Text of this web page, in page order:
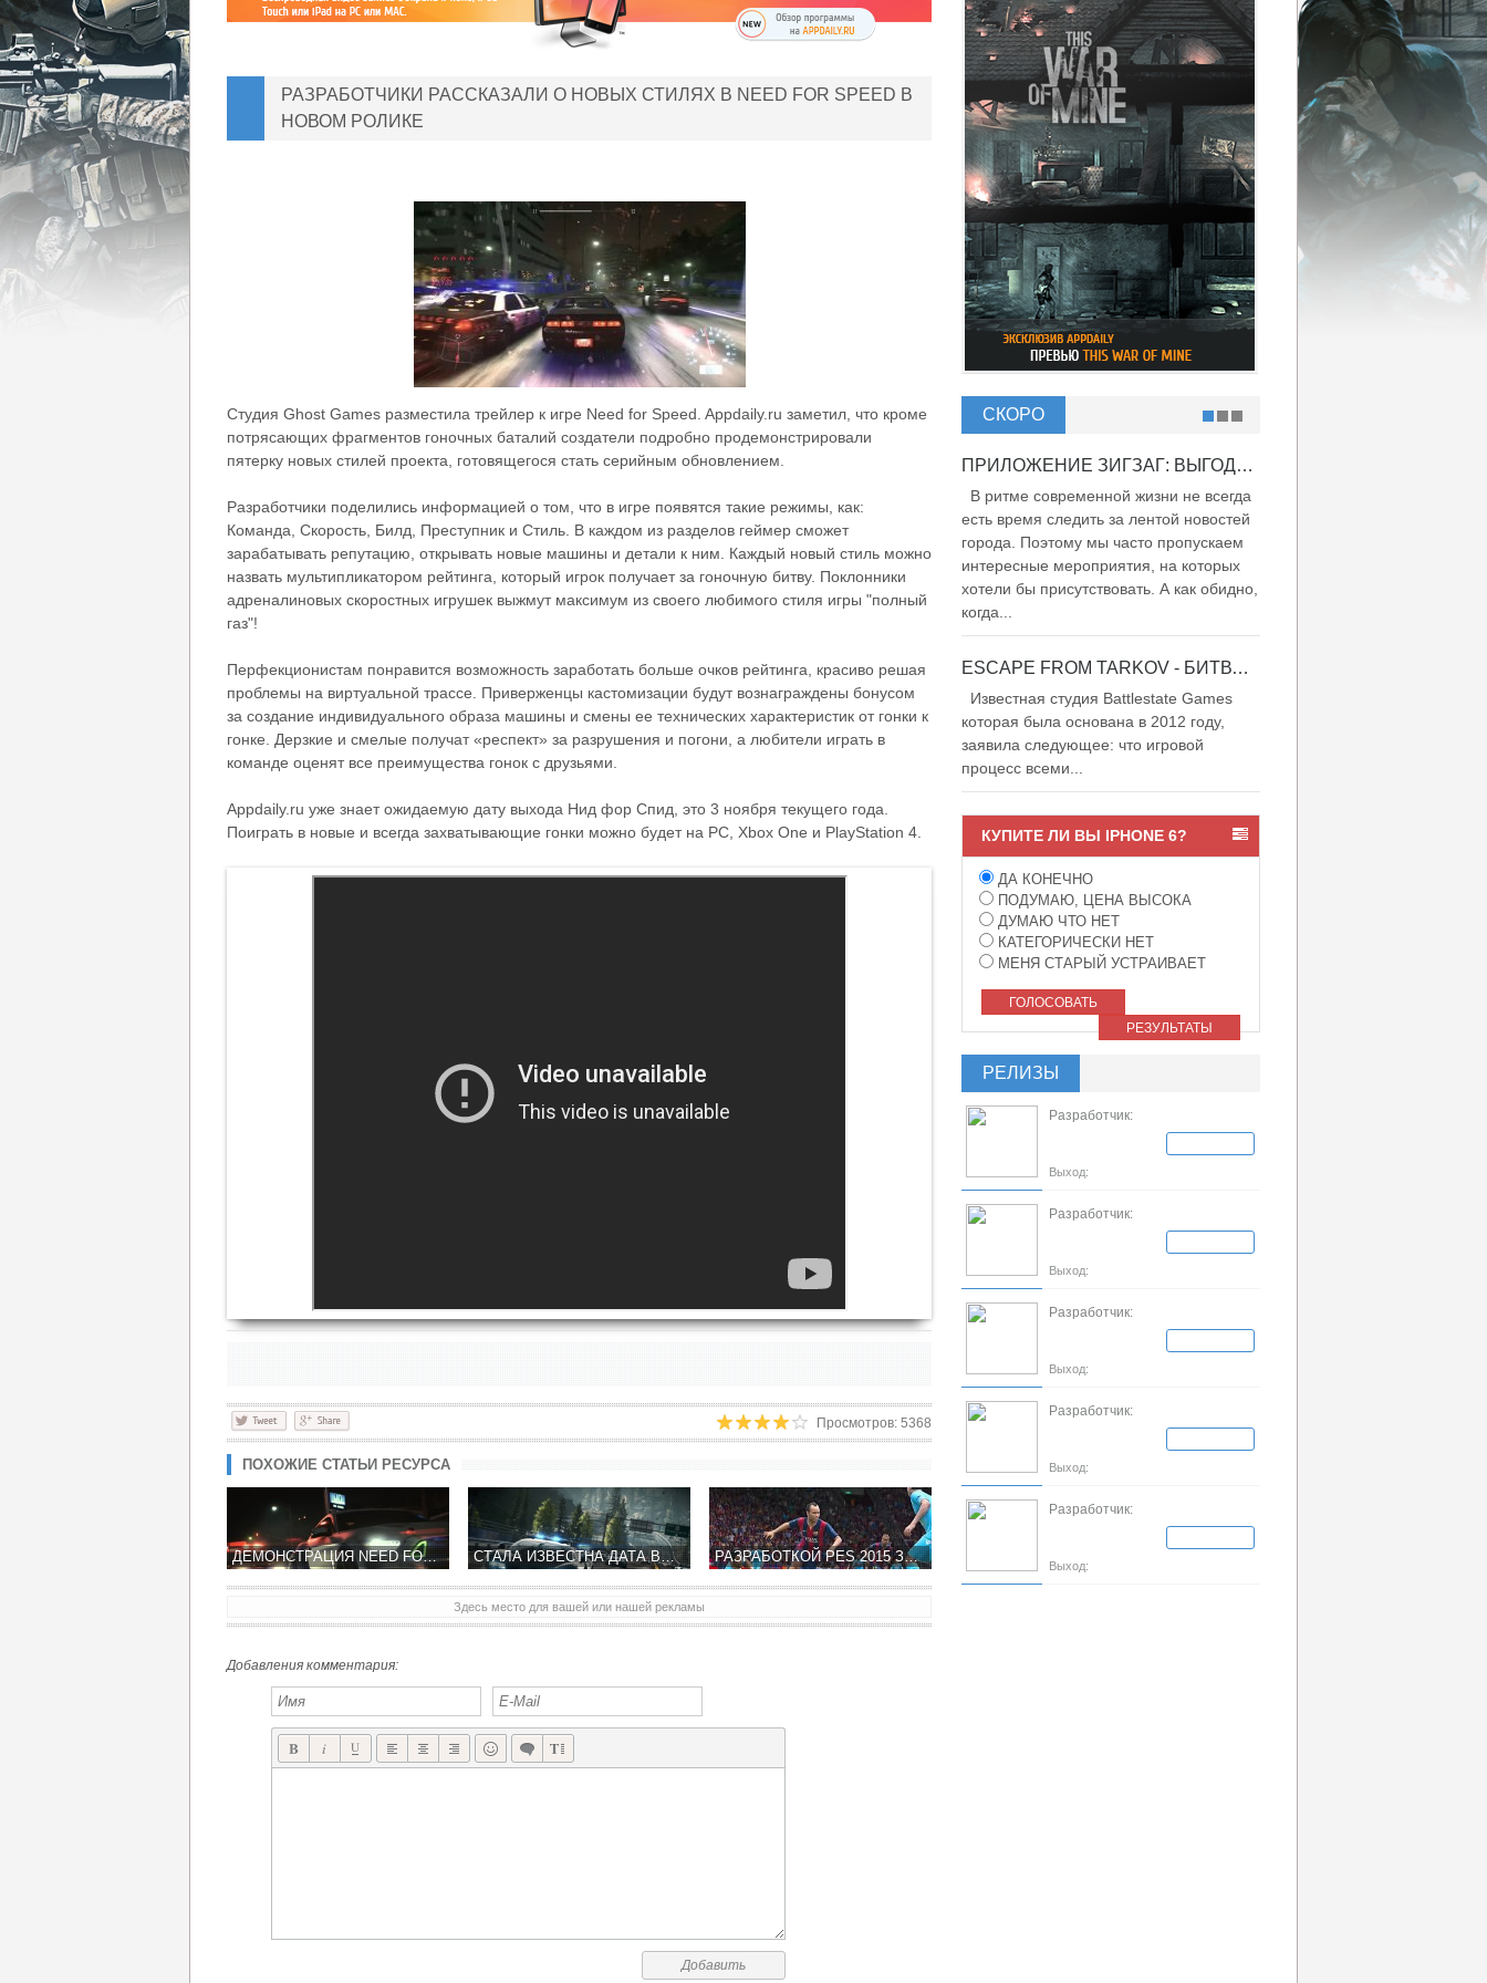
РАЗРАБОТЧИКИ РАССКАЗАЛИ О НОВЫХ СТИЛЯХ В NEED FOR SPEED В
НОВОМ РОЛИКЕ
Студия Ghost Games разместила трейлер к игре Need for Speed . Appdaily.ru заметил что кроме
потрясающих фрагментов гоночных баталий создатели подробно продемонстрировали
пятерку новых стилей проекта готовящегося стать серийным обновлением
Разработчики поделились информацией о том что в игре появятся такие режимы как:
Команда Скорость Билд Преступник и Стиль В каждом из разделов геймер сможет
зарабатывать репутацию открывать новые машины и детали к ним Каждый новый стиль можно
назвать мультипликатором рейтинга который игрок получает за гоночную битву. Поклонники
адреналиновых скоростных игрушек выжмутмаксимум из своего любимого стиля игры "полный
газ"!
Перфекционистам понравится возможность заработать больше очков рейтинга красиво решая
проблемы на виртуальной трассе Приверженцы кастомизации будут вознаграждены бонусом
за создание индивидуального образа машины и смены ее технических характеристик от гонки к
гонке
Дерзкие и смелые получат«респект» за разрушения и погони а любители играть в
команде оценят все преимущества гонок с друзьями
Appdaily. ru уже знает ожидаемую дату выхода Нид фор Спид это 3 ноября текущего года
Поиграть в новые и всегда захватывающие гонки можно будет на PC Xbox One и PlayStation 4
Просмотров: 5368
ПОХОЖИЕ СТАТЬИ РЕСУРСА
ДЕМОНСТРАЦИЯ NEED FOR SPEED СОСТОИТСЯ НА СЛЕДУЮЩЕЙ НЕДЕЛЕ СТАЛА ИЗВЕСТНА ДАТА ВЫХОДА NEED FOR SPEED РАЗРАБОТКОЙ PES 2015 ЗАНИМАЕТСЯ КОМАНДА UK PES PRODUCTIONS
Здесь место для вашей или нашей рекламы
Добавления комментария:
Добавить
СКОРО
ПРИЛОЖЕНИЕ ЗИГЗАГ: ВЫГОДНО ВДВОЙНЕ!
В ритме современной жизни не всегда
есть время следить за лентой новостей
города. Поэтому мы часто пропускаем
интересные мероприятия, на которых
хотели бы присутствовать. А как обидно,
когда...
ESCAPE FROM TARKOV - БИТВА ЗА ТАРКОВ
Известная студия Battlestate Games
которая была основана в 2012 году,
заявила следующее: что игровой
процесс всеми...
КУПИТЕ ЛИ ВЫ IPHONE 6?
ДА КОНЕЧНО
ПОДУМАЮ, ЦЕНА ВЫСОКА
ДУМАЮ ЧТО НЕТ
КАТЕГОРИЧЕСКИ НЕТ
МЕНЯ СТАРЫЙ УСТРАИВАЕТ
ГОЛОСОВАТЬ
РЕЗУЛЬТАТЫ
РЕЛИЗЫ
Разработчик:
Выход:
Разработчик:
Выход:
Разработчик:
Выход:
Разработчик:
Выход:
Разработчик:
Выход: